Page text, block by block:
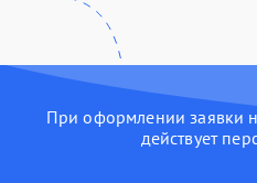
При оформлении заявки
действует